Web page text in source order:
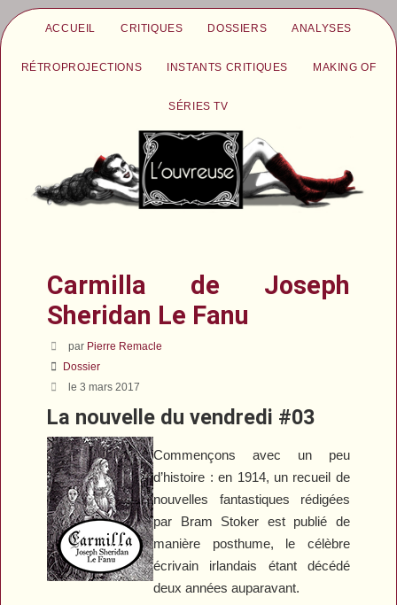
ACCUEIL CRITIQUES DOSSIERS ANALYSES
RÉTROPROJECTIONS INSTANTS CRITIQUES MAKING OF
SÉRIES TV
Carmilla de Joseph
Sheridan Le Fanu
par Pierre Remacle
Dossier
le 3 mars 2017
La nouvelle du vendredi #03
Commençons avec un peu
d’histoire : en 1914, un recueil de
nouvelles fantastiques rédigées
par Bram Stoker est publié de
manière posthume, le célèbre
écrivain irlandais étant décédé
deux années auparavant.